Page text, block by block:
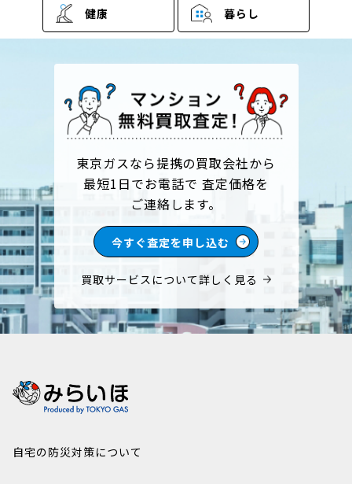
健康 暮らし
東京ガスなら提携の買取会社から
最短1日でお電話で 査定価格を
ご連絡します。
今すぐ査定を申し込む
買取サービスについて詳しく見る
自宅の防災対策について